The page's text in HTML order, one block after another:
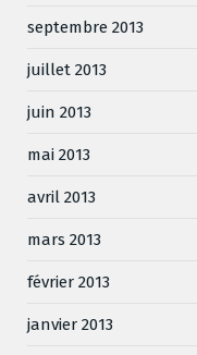
septembre 2013
juillet 2013
juin 2013
mai 2013
avril 2013
mars 2013
février 2013
janvier 2013